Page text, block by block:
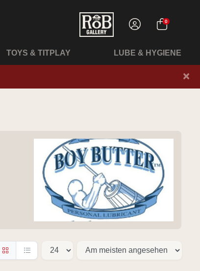
0
TOYS & TITPLAY LUBE & HYGIENE
×